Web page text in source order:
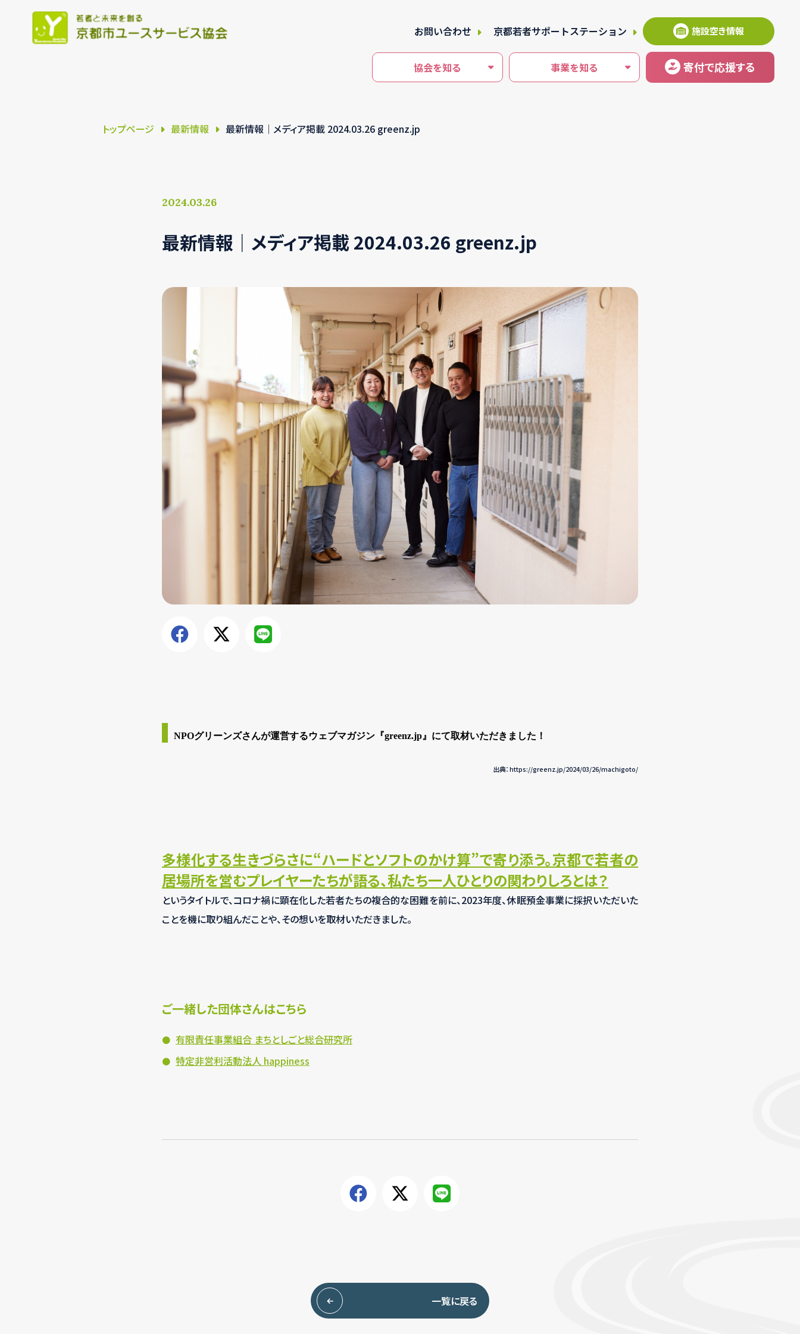
お問い合わせ 京都若者サポートステーション 施設空き情報
協会を知る 事業を知る 寄付で応援する
トップページ 最新情報 最新情報｜メディア掲載 2024.03.26 greenz.jp
2024.03.26
最新情報｜メディア掲載 2024.03.26 greenz.jp
NPOグリーンズさんが運営するウェブマガジン『greenz.jp』にて取材いただきました！
出典：https://greenz.jp/2024/03/26/machigoto/
多様化する生きづらさに“ハードとソフトのかけ算”で寄り添う。京都で若者の
居場所を営むプレイヤーたちが語る、私たち一人ひとりの関わりしろとは？
というタイトルで、コロナ禍に顕在化した若者たちの複合的な困難を前に、2023年度、休眠預金事業に採択いただいた
ことを機に取り組んだことや、その想いを取材いただきました。
ご一緒した団体さんはこちら
有限責任事業組合 まちとしごと総合研究所
特定非営利活動法人 happiness
一覧に戻る